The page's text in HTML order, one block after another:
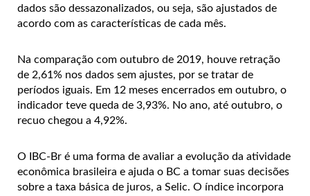
dados são dessazonalizados, ou seja, são ajustados de
acordo com as características de cada mês.
Na comparação com outubro de 2019, houve retração
de 2,61% nos dados sem ajustes, por se tratar de
períodos iguais. Em 12 meses encerrados em outubro, o
indicador teve queda de 3,93%. No ano, até outubro, o
recuo chegou a 4,92%.
O IBC-Br é uma forma de avaliar a evolução da atividade
econômica brasileira e ajuda o BC a tomar suas decisões
sobre a taxa básica de juros, a Selic. O índice incorpora